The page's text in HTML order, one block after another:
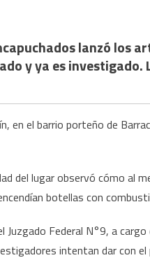
bombas
molotov
el
diario
lanzó los
y ya es investigado.
en el barrio porteño de
del lugar observó cómo al
botellas con
Federal N°9, a
intentan dar con